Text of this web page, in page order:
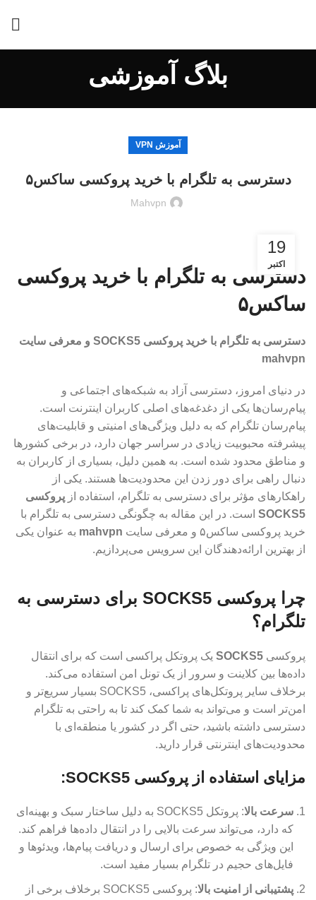
بلاگ آموزشی
آموزش VPN
دسترسی به تلگرام با خرید پروکسی ساکس۵
Mahvpn
19
اکتبر
دسترسی به تلگرام با خرید پروکسی
ساکس۵
دسترسی به تلگرام با خرید پروکسی SOCKS5 و معرفی سایت
mahvpn
در دنیای امروز، دسترسی آزاد به شبکه‌های اجتماعی و
پیام‌رسان‌ها یکی از دغدغه‌های اصلی کاربران اینترنت است.
پیام‌رسان تلگرام که به دلیل ویژگی‌های امنیتی و قابلیت‌های
پیشرفته محبوبیت زیادی در سراسر جهان دارد، در برخی کشورها
و مناطق محدود شده است. به همین دلیل، بسیاری از کاربران به
دنبال راهی برای دور زدن این محدودیت‌ها هستند. یکی از
راهکارهای مؤثر برای دسترسی به تلگرام، استفاده از پروکسی
SOCKS5 است. در این مقاله به چگونگی دسترسی به تلگرام با
خرید پروکسی ساکس۵ و معرفی سایت
mahvpn به عنوان یکی
از بهترین ارائه‌دهندگان این سرویس می‌پردازیم.
چرا پروکسی SOCKS5 برای دسترسی به
تلگرام؟
پروکسی SOCKS5 یک پروتکل پراکسی است که برای انتقال
داده‌ها بین کلاینت و سرور از یک تونل امن استفاده می‌کند.
برخلاف سایر پروتکل‌های پراکسی، SOCKS5 بسیار سریع‌تر و
امن‌تر است و می‌تواند به شما کمک کند تا به راحتی به تلگرام
دسترسی داشته باشید، حتی اگر در کشور یا منطقه‌ای با
محدودیت‌های اینترنتی قرار دارید.
مزایای استفاده از پروکسی SOCKS5:
سرعت بالا
: پروتکل SOCKS5 به دلیل ساختار سبک و بهینه‌ای
که دارد، می‌تواند سرعت بالایی را در انتقال داده‌ها فراهم کند.
این ویژگی به خصوص برای ارسال و دریافت پیام‌ها، ویدئوها و
فایل‌های حجیم در تلگرام بسیار مفید است.
پشتیبانی از امنیت بالا
: پروکسی SOCKS5 برخلاف برخی از